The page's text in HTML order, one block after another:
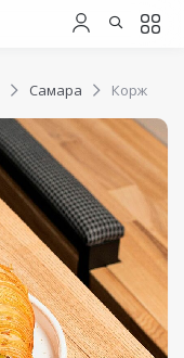
Самара Корж